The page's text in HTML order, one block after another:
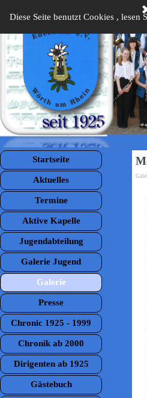
Diese Seite benutzt Cookies , lesen
Menü überspringen
Startseite
Aktuelles
Termine
Aktive Kapelle
Jugendabteilung
Galerie Jugend
Galerie
Presse
Chronic 1925 - 1999
Chronik ab 2000
Dirigenten ab 1925
Gästebuch